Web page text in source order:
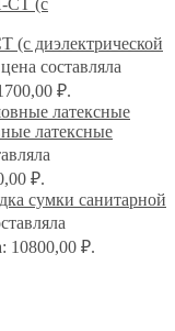
диэлектрической
составляла
₽.
латексные
₽.
сумки санитарной
10800,00 ₽.